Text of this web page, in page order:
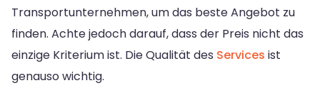
Transportunternehmen, um das beste Angebot zu
finden. Achte jedoch darauf, dass der Preis nicht das
einzige Kriterium ist. Die Qualität des Services ist
genauso wichtig.